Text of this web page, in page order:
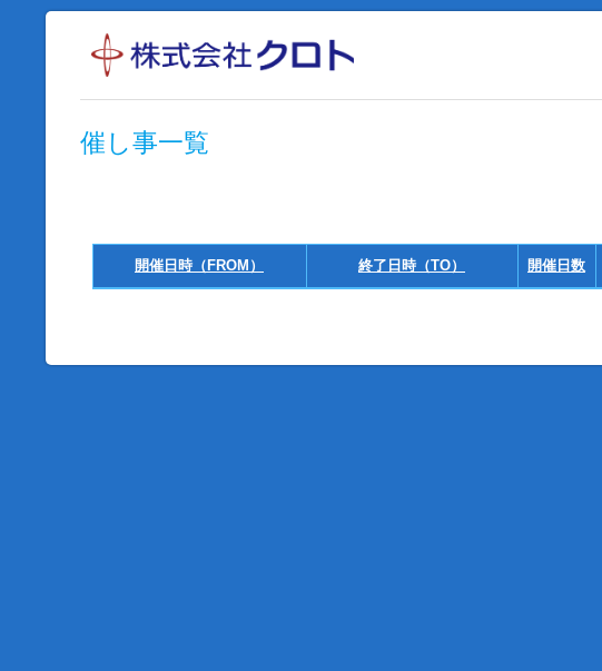
催し事一覧
開催日時（FROM） 終了日時（TO） 開催日数